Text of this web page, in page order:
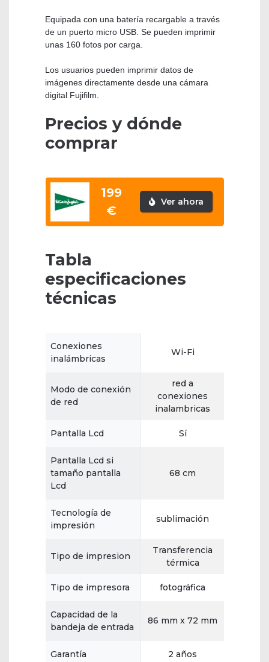
Equipada con una batería recargable a través
de un puerto micro USB. Se pueden imprimir
unas 160 fotos por carga.
Los usuarios pueden imprimir datos de
imágenes directamente desde una cámara
digital Fujifilm.
Precios y dónde
comprar
199
€
Ver ahora
Tabla
especificaciones
técnicas
Conexiones
inalámbricas
Wi-Fi
Modo de conexión
de red
red a
conexiones
inalambricas
Pantalla Lcd Sí
Pantalla Lcd si
tamaño pantalla
Lcd
68 cm
Tecnología de
impresión
sublimación
Tipo de impresion
Transferencia
térmica
Tipo de impresora fotográfica
Capacidad de la
bandeja de entrada
86 mm x 72 mm
Garantía 2 años